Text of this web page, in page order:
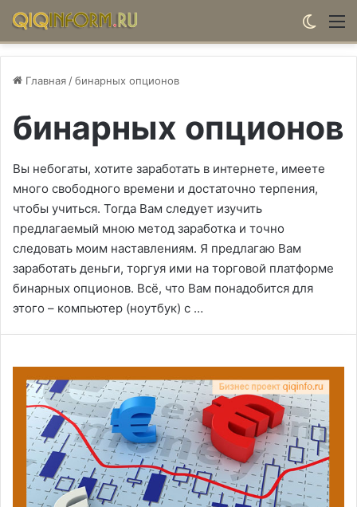
Главная /бинарных опционов
бинарных опционов
Вы небогаты, хотите заработать в интернете, имеете
много свободного времени и достаточно терпения,
чтобы учиться. Тогда Вам следует изучить
предлагаемый мною метод заработка и точно
следовать моим наставлениям. Я предлагаю Вам
заработать деньги, торгуя ими на торговой платформе
бинарных опционов. Всё, что Вам понадобится для
этого – компьютер (ноутбук) с …